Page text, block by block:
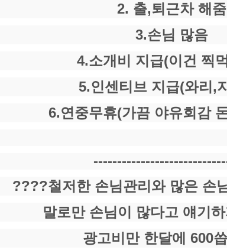
2. 출,퇴근차 해줌
3.손님 많음
4.소개비 지급(이건 찍
5.인센티브 지급(와리,
6.연중무휴(가끔 야유회감
????철저한 손님관리와 많은 손
말로만 손님이 많다고 얘기
광고비만 한달에 600